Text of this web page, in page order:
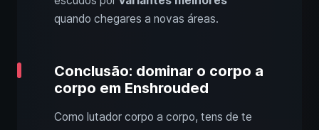
quando chegares a novas áreas.
Conclusão: dominar o corpo a
corpo em Enshrouded
Como lutador corpo a corpo, tens de te